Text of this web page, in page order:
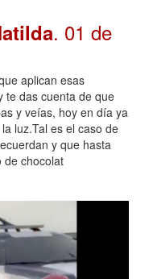
. 01 de
aplican esas
te das cuenta de que
y veías, hoy en día ya
luz.Tal es el caso de
y que hasta
de chocolat